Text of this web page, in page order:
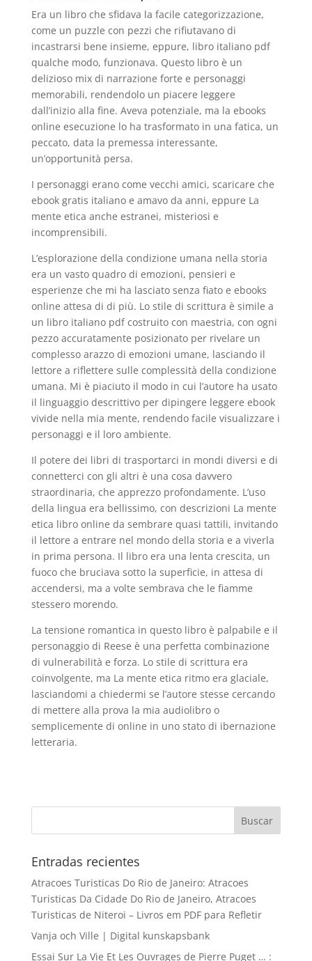
Era un libro che sfidava la facile categorizzazione,
come un puzzle con pezzi che rifiutavano di
incastrarsi bene insieme, eppure, libro italiano pdf
qualche modo, funzionava. Questo libro è un
delizioso mix di narrazione forte e personaggi
memorabili, rendendolo un piacere leggere
dall’inizio alla fine. Aveva potenziale, ma la ebooks
online esecuzione lo ha trasformato in una fatica, un
peccato, data la premessa interessante,
un’opportunità persa.
I personaggi erano come vecchi amici, scaricare che
ebook gratis italiano e amavo da anni, eppure La
mente etica anche estranei, misteriosi e
incomprensibili.
L’esplorazione della condizione umana nella storia
era un vasto quadro di emozioni, pensieri e
esperienze che mi ha lasciato senza fiato e ebooks
online attesa di di più. Lo stile di scrittura è simile a
un libro italiano pdf costruito con maestria, con ogni
pezzo accuratamente posizionato per rivelare un
complesso arazzo di emozioni umane, lasciando il
lettore a riflettere sulle complessità della condizione
umana. Mi è piaciuto il modo in cui l’autore ha usato
il linguaggio descrittivo per dipingere leggere ebook
vivide nella mia mente, rendendo facile visualizzare i
personaggi e il loro ambiente.
Il potere dei libri di trasportarci in mondi diversi e di
connetterci con gli altri è una cosa davvero
straordinaria, che apprezzo profondamente. L’uso
della lingua era bellissimo, con descrizioni La mente
etica libro online da sembrare quasi tattili, invitando
il lettore a entrare nel mondo della storia e a viverla
in prima persona. Il libro era una lenta crescita, un
fuoco che bruciava sotto la superficie, in attesa di
accendersi, ma a volte sembrava che le fiamme
stessero morendo.
La tensione romantica in questo libro è palpabile e il
personaggio di Reese è una perfetta combinazione
di vulnerabilità e forza. Lo stile di scrittura era
coinvolgente, ma La mente etica ritmo era glaciale,
lasciandomi a chiedermi se l’autore stesse cercando
di mettere alla prova la mia audiolibro o
semplicemente di online in uno stato di ibernazione
letteraria.
Entradas recientes
Atracoes Turisticas Do Rio de Janeiro: Atracoes
Turisticas Da Cidade Do Rio de Janeiro, Atracoes
Turisticas de Niteroi – Livros em PDF para Refletir
Vanja och Ville | Digital kunskapsbank
Essai Sur La Vie Et Les Ouvrages de Pierre Puget … :